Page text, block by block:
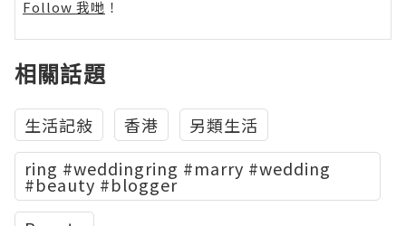
Follow 我哋 ！
相關話題
生活記敍 香港
另類生活
ring #weddingring #marry #wedding
#beauty #blogger